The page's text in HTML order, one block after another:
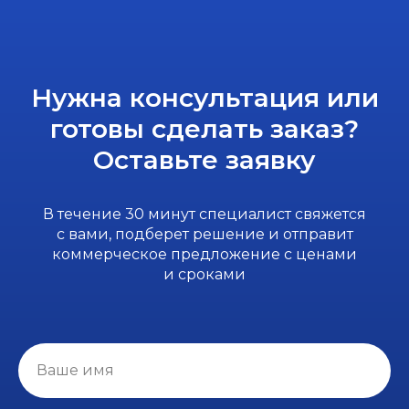
Нужна консультация или
готовы сделать заказ?
Оставьте заявку
В течение 30 минут специалист свяжется
с вами, подберет решение и отправит
коммерческое предложение с ценами
и сроками
Ваше имя